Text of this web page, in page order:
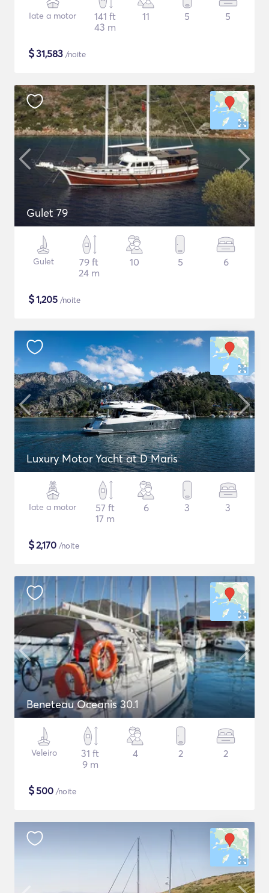
Iate a motor
141 ft
43 m
11 5 5
$31,583 /noite
Gulet 79
Gulet
79 ft
24 m
10 5 6
$1,205 /noite
Luxury Motor Yacht at D Maris
Iate a motor
57 ft
17 m
6 3 3
$2,170 /noite
Beneteau Oceanis 30.1
Veleiro
31 ft
9 m
4 2 2
$500 /noite